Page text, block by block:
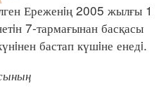
Ереженiң 2005 жылғы 1
7-тармағынан басқасы
бастап күшiне енедi.